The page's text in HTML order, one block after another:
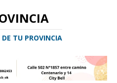
TU PROVINCIA